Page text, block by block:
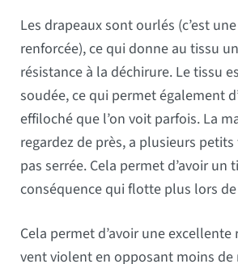
Les drapeaux sont ourlés (c’est
renforcée), ce qui donne au tissu
résistance à la déchirure. Le tissu
soudée, ce qui permet également
effiloché que l’on voit parfois. La
regardez de près, a plusieurs petits
pas serrée. Cela permet d’avoir un
conséquence qui flotte plus lors
Cela permet d’avoir une excellente
vent violent en opposant moins de